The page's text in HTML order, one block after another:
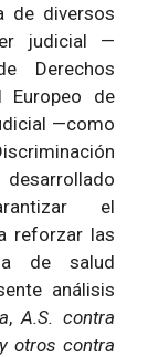
de diversos
judicial —
Derechos
Europeo de
—como
el
reforzar las
de salud
análisis
,A.S. contra
otros contra